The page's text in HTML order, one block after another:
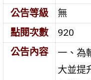
公告等級
無
點閱次數
920
公告內容
一、為
大並提